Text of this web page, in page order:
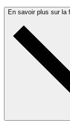
En savoir plus sur la